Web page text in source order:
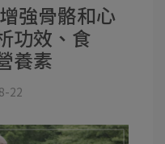
強骨骼和心
功效、食
養素
22